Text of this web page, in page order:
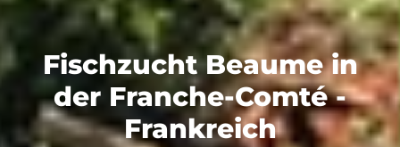
Fischzucht Beaume in
der Franche-Comté -
Frankreich